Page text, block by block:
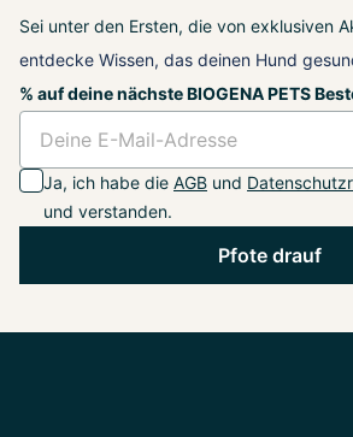
Sei unter den Ersten, die von exklusiven
entdecke Wissen, das deinen Hund
% auf deine nächste BIOGENA PETS
Ja, ich habe die AGB und
und verstanden.
Pfote drauf